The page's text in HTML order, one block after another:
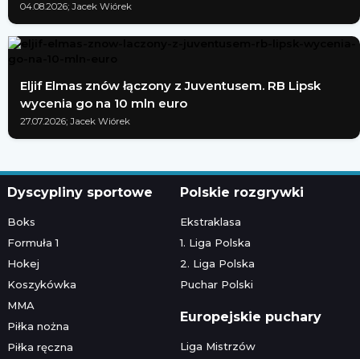
04.08.2026; Jacek Wiórek
Eljif Elmas znów łączony z Juventusem. RB Lipsk
wycenia go na 10 mln euro
27.07.2026; Jacek Wiórek
Dyscypliny sportowe
Boks
Formuła 1
Hokej
Koszykówka
MMA
Piłka nożna
Piłka ręczna
Polskie rozgrywki
Ekstraklasa
1. Liga Polska
2. Liga Polska
Puchar Polski
Europejskie puchary
Liga Mistrzów